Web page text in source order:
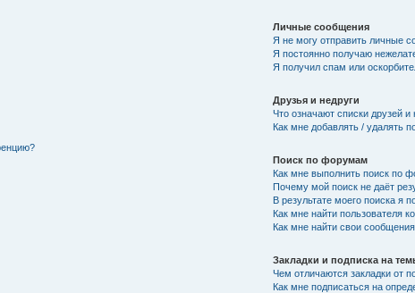
Личные сообщения
Я не могу отправить личные
Я постоянно получаю
Я получил спам или
Друзья и недруги
Что означают списки друзей и
Как мне добавлять / удалять
Поиск по форумам
Как мне выполнить поиск по
Почему мой поиск не даёт
В результате моего поиска я
Как мне найти пользователя
Как мне найти свои
Закладки и подписка на
Чем отличаются закладки от
Как мне подписаться на